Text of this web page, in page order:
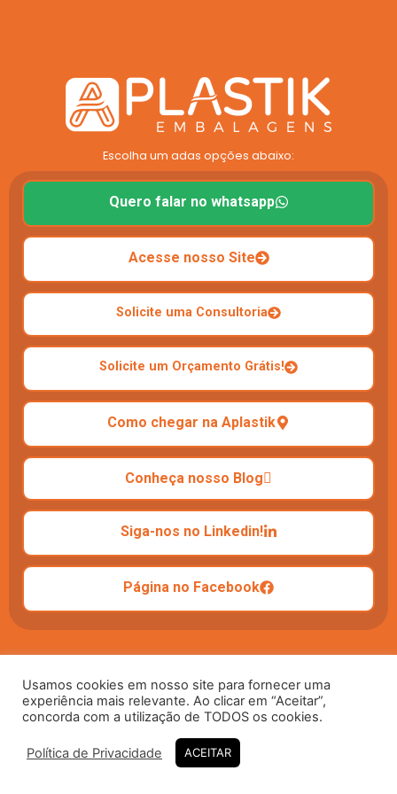
Escolha um adas opções abaixo:
Quero falar no whatsapp
Acesse nosso Site
Solicite uma Consultoria
Solicite um Orçamento Grátis!
Como chegar na Aplastik
Conheça nosso Blog
Siga-nos no Linkedin!
Página no Facebook
© 2021 Aplastik Embalagens. Todos os direitos reservados.
Desenvolvido por SOUB DIGITAL
Usamos cookies em nosso site para fornecer uma
experiência mais relevante. Ao clicar em “Aceitar”,
concorda com a utilização de TODOS os cookies.
Política de Privacidade ACEITAR
ORÇAMENTO RÁPIDO